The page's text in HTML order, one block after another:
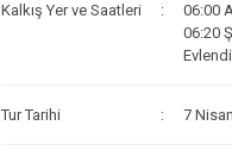
Kalkış Yer ve Saatleri
06:00
06:20
Tur Tarihi 7